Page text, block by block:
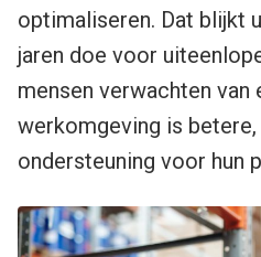
optimaliseren. Dat blijkt
jaren doe voor
mensen verwachten van
werkomgeving is
ondersteuning voor hun